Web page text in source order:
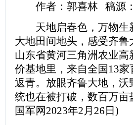
作者：郭喜林 稿源
天地启春色，万物生
大地田间地头，感受齐
山东省黄河三角洲农业
价基地里，来自全国13
返青。放眼齐鲁大地，沃
统也在被打破，数百万
国军网2023年2月26日)